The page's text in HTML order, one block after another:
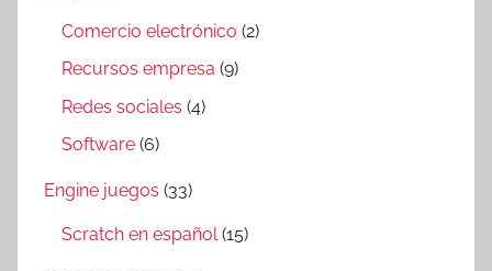
Comercio electrónico (2)
Recursos empresa (9)
Redes sociales (4)
Software (6)
Engine juegos (33)
Scratch en español (15)